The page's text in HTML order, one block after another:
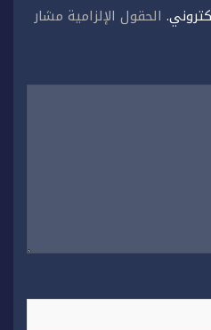
الحقول الإلزامية مشار